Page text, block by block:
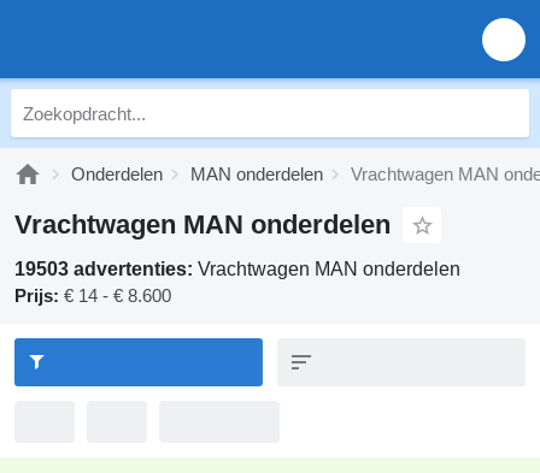
Onderdelen MAN onderdelen Vrachtwagen MAN
Vrachtwagen MAN onderdelen
19503 advertenties: Vrachtwagen MAN onderdelen
Prijs: € 14 - € 8.600